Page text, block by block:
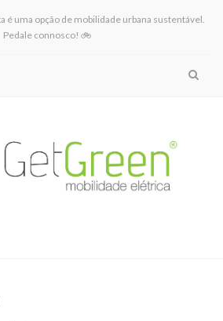
é uma opção de mobilidade urbana sustentável.
Pedale connosco! 🚲